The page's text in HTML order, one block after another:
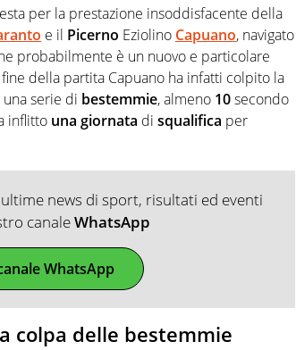
per la prestazione insoddisfacente della
e il Picerno Eziolino Capuano, navigato
probabilmente è un nuovo e particolare
della partita Capuano ha infatti colpito la
serie di bestemmie, almeno 10secondo
inflitto una giornata di squalifica per
news di sport, risultati ed eventi
canaleWhatsApp
WhatsApp
colpa delle bestemmie